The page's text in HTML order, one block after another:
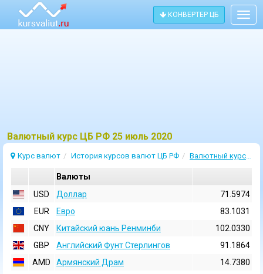
КОНВЕРТЕР ЦБ
Bалютный курс ЦБ РФ 25 июль 2020
Курс валют История курсов валют ЦБ РФ Валютный курс 25 Июль 2020
Валюты
USD
Доллар
71.5974
EUR
Евро
83.1031
CNY
Китайский юань Ренминби
102.0330
GBP
Английский Фунт Стерлингов
91.1864
AMD
Армянский Драм
14.7380